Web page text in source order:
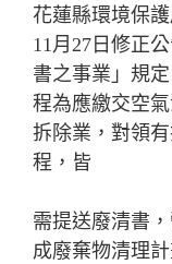
花蓮縣環境保
11月27日修正
書之事業」規
程為應繳交空
拆除業，對領
程，皆
需提送廢清書
成廢棄物清理